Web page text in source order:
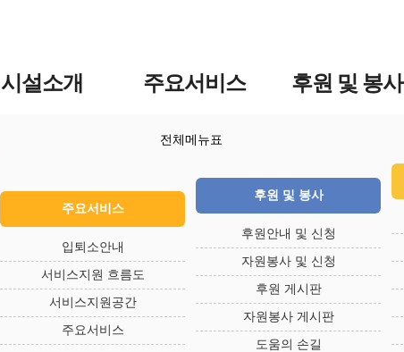
시설소개 주요서비스 후원 및 봉사
전체메뉴표
주요서비스
입퇴소안내
서비스지원 흐름도
서비스지원공간
주요서비스
후원 및 봉사
후원안내 및 신청
자원봉사 및 신청
후원 게시판
자원봉사 게시판
도움의 손길